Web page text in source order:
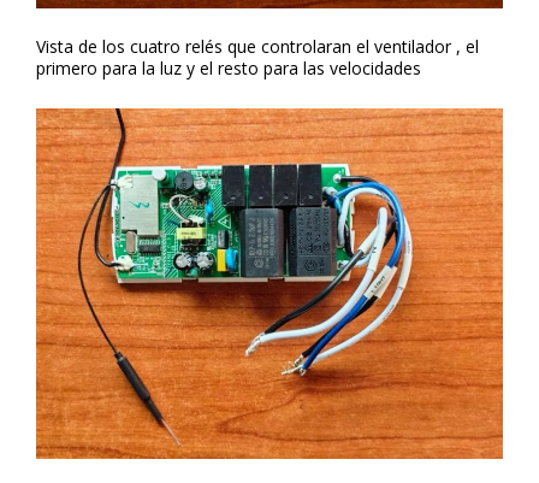
Vista de los cuatro relés que controlaran el ventilador , el
primero para la luz y el resto para las velocidades